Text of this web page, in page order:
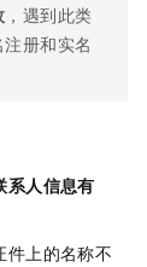
，遇到此类
册和实名
系人信息有
件上的名称不